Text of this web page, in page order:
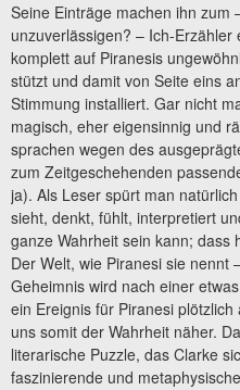
Seine Einträge machen ihn zum
unzuverlässigen? – Ich-Erzähler
komplett auf Piranesis
stützt und damit von Seite eins
Stimmung installiert. Gar nicht
magisch, eher eigensinnig und
sprachen wegen des
zum Zeitgeschehenden
ja). Als Leser spürt man
sieht, denkt, fühlt, interpretiert
ganze Wahrheit sein kann; dass
Der Welt, wie Piranesi sie nennt
Geheimnis wird nach einer
ein Ereignis für Piranesi
uns somit der Wahrheit näher.
literarische Puzzle, das Clarke
faszinierende und